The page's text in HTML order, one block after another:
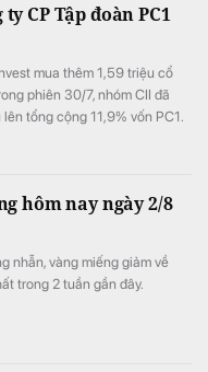
CP Tập đoàn PC1
mua thêm 1,59 triệu cổ
phiên 30/7, nhóm CII đã
tổng cộng 11,9% vốn PC1.
hôm nay ngày 2/8
nhẫn, vàng miếng giảm về
trong 2 tuần gần đây.